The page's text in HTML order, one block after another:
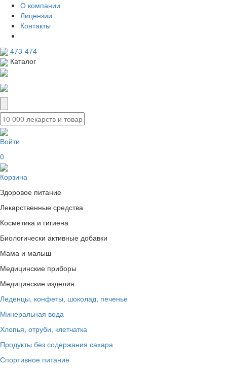
О компании
Лицензии
Контакты
473-474
Каталог
Войти
0
Корзина
Здоровое питание
Лекарственные средства
Косметика и гигиена
Биологически активные добавки
Мама и малыш
Медицинские приборы
Медицинские изделия
Леденцы, конфеты, шоколад, печенье
Минеральная вода
Хлопья, отруби, клетчатка
Продукты без содержания сахара
Спортивное питание